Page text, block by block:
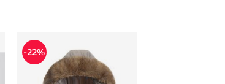
Kurtka damska
-22%